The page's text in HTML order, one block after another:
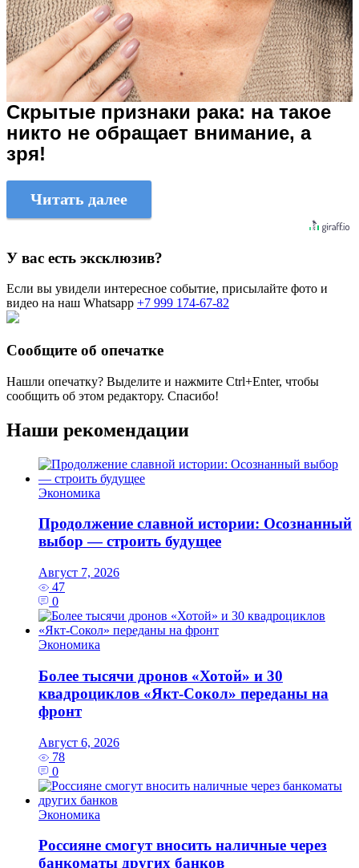
Скрытые признаки рака: на такое
никто не обращает внимание, а
зря!
Читать далее
У вас есть эксклюзив?
Если вы увидели интересное событие, присылайте фото и
видео на наш Whatsapp +7 999 174-67-82
Сообщите об опечатке
Нашли опечатку? Выделите и нажмите Ctrl+Enter, чтобы
сообщить об этом редактору. Спасибо!
Наши рекомендации
Экономика
Продолжение славной истории: Осознанный
выбор — строить будущее
Август 7, 2026
47
0
Экономика
Более тысячи дронов «Хотой» и 30
квадроциклов «Якт-Сокол» переданы на
фронт
Август 6, 2026
78
0
Экономика
Россияне смогут вносить наличные через
банкоматы других банков